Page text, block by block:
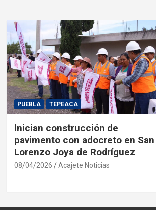
PUEBLA TEPEACA
Inician construcción de
pavimento con adocreto en San
Lorenzo Joya de Rodríguez
08/04/2026 Acajete Noticias